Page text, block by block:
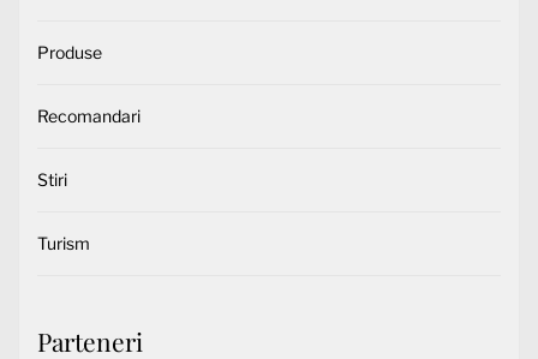
Produse
Recomandari
Stiri
Turism
Parteneri